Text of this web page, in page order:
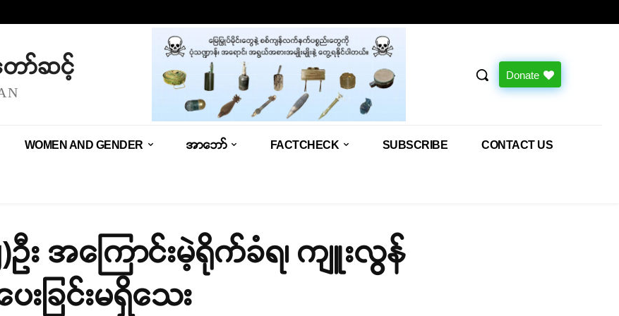
ော်ဆင့် Donate
WOMEN AND GENDER အာဘော် FACTCHECK SUBSCRIBE CONTACT US
း အကြောင်းမဲ့ရိုက်ခံရ၊ ကျူးလွန်
းခြင်းမရှိသေး